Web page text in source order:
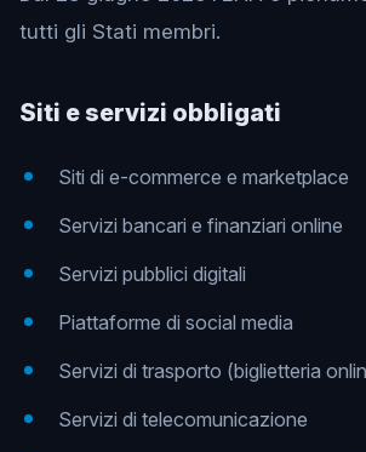
tutti gli Stati membri.
Siti e servizi obbligati
Siti di e-commerce e marketplace
Servizi bancari e finanziari online
Servizi pubblici digitali
Piattaforme di social media
Servizi di trasporto (biglietteria
Servizi di telecomunicazione